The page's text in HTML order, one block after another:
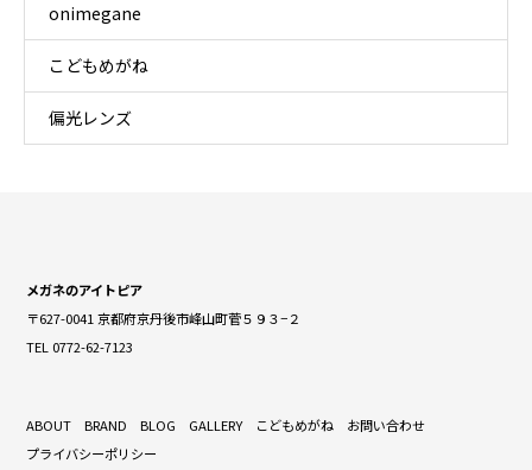
onimegane
こどもめがね
偏光レンズ
メガネのアイトピア
〒627-0041 京都府京丹後市峰山町菅５９３−２
TEL 0772-62-7123
ABOUT BRAND BLOG GALLERY こどもめがね
お問い合わせ
プライバシーポリシー